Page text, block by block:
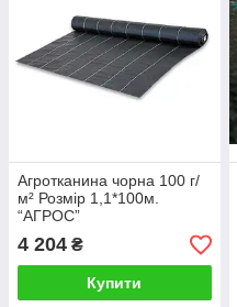
Агротканина чорна 100 г/
м² Розмір 1,1*100м.
“AГРОС”
4 204 ₴
Купити